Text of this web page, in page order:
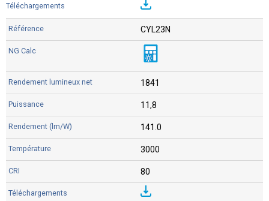
CYL23N
1841
11,8
141.0
3000
80